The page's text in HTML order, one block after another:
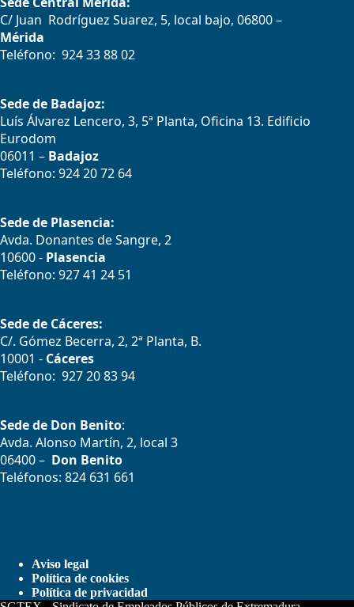
C/ Juan Rodríguez Suarez, 5, local bajo, 06800 –
Mérida
Teléfono: 924 33 88 02
Sede de Badajoz:
Luís Álvarez Lencero, 3, 5ª Planta, Oficina 13. Edificio
Eurodom
06011 – Badajoz
Teléfono: 924 20 72 64
Sede de Plasencia:
Avda. Donantes de Sangre, 2
10600 - Plasencia
Teléfono: 927 41 24 51
Sede de Cáceres:
C/. Gómez Becerra, 2, 2ª Planta, B.
10001 - Cáceres
Teléfono: 927 20 83 94
Sede de Don Benito:
Avda. Alonso Martín, 2, local 3
06400 – Don Benito
Teléfonos: 824 631 661
Aviso legal
Política de cookies
Política de privacidad